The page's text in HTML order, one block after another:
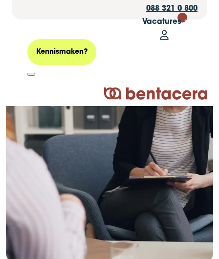
088 321 0 800
Vacatures 30
Mijn
Logo Bentacera
Kennismaken?